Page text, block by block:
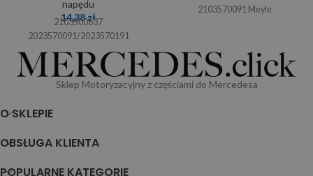
napędu
14,38zł
2103500637
2023570091/2023570191
2103570091 Meyle
Sklep Motoryzacyjny z częściami do Mercedesa
O SKLEPIE
OBSŁUGA KLIENTA
POPULARNE KATEGORIE